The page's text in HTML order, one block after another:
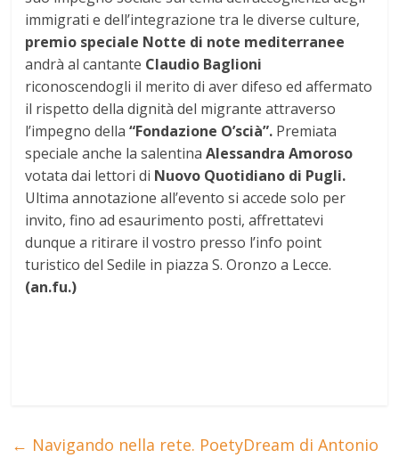
immigrati e dell’integrazione tra le diverse culture,
premio speciale Notte di note mediterranee
andrà al cantante Claudio Baglioni
riconoscendogli il merito di aver difeso ed affermato
il rispetto della dignità del migrante attraverso
l’impegno della “Fondazione O’scià”. Premiata
speciale anche la salentina Alessandra Amoroso
votata dai lettori di Nuovo Quotidiano di Pugli.
Ultima annotazione all’evento si accede solo per
invito, fino ad esaurimento posti, affrettatevi
dunque a ritirare il vostro presso l’info point
turistico del Sedile in piazza S. Oronzo a Lecce.
(an.fu.)
← Navigando nella rete. PoetyDream di Antonio